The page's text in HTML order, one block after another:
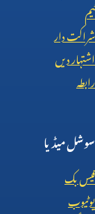
ٹیم
شراکت دار
اشتہار دیں
رابطہ
سوشل میڈیا
فیس بک
یوٹیوب